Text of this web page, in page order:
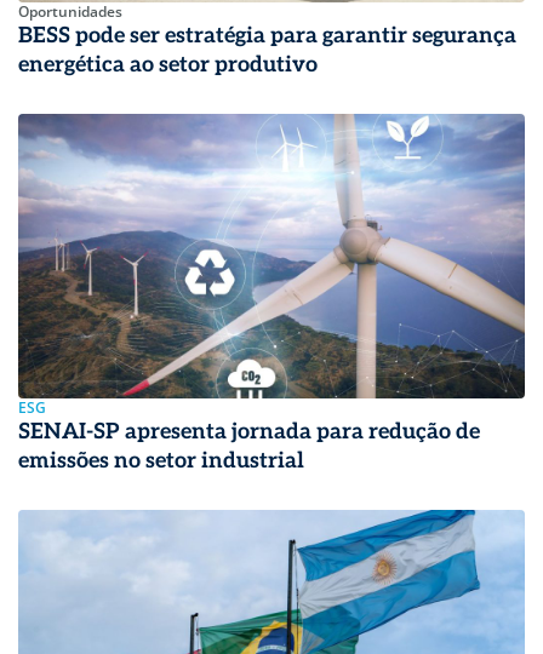
Oportunidades
BESS pode ser estratégia para garantir segurança
energética ao setor produtivo
ESG
SENAI-SP apresenta jornada para redução de
emissões no setor industrial